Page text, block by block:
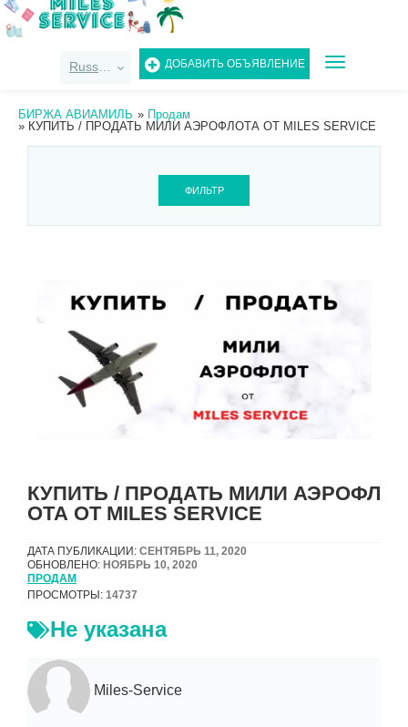
ДОБАВИТЬ ОБЪЯВЛЕНИЕ
TOGGLE
БИРЖА АВИАМИЛЬ » Продам
» КУПИТЬ / ПРОДАТЬ МИЛИ АЭРОФЛОТА ОТ MILES SERVICE
ФИЛЬТР
КУПИТЬ / ПРОДАТЬ МИЛИ АЭРОФЛ
ОТА ОТ MILES SERVICE
ДАТА ПУБЛИКАЦИИ: СЕНТЯБРЬ 11, 2020
ОБНОВЛЕНО: НОЯБРЬ 10, 2020
ПРОДАМ
ПРОСМОТРЫ: 14737
Не указана
Miles-Service